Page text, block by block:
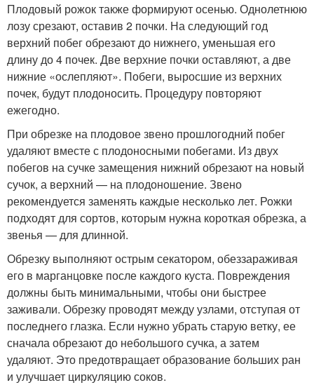
Плодовый рожок также формируют осенью. Однолетнюю
лозу срезают, оставив 2 почки. На следующий год
верхний побег обрезают до нижнего, уменьшая его
длину до 4 почек. Две верхние почки оставляют, а две
нижние «ослепляют». Побеги, выросшие из верхних
почек, будут плодоносить. Процедуру повторяют
ежегодно.
При обрезке на плодовое звено прошлогодний побег
удаляют вместе с плодоносными побегами. Из двух
побегов на сучке замещения нижний обрезают на новый
сучок, а верхний — на плодоношение. Звено
рекомендуется заменять каждые несколько лет. Рожки
подходят для сортов, которым нужна короткая обрезка, а
звенья — для длинной.
Обрезку выполняют острым секатором, обеззараживая
его в марганцовке после каждого куста. Повреждения
должны быть минимальными, чтобы они быстрее
заживали. Обрезку проводят между узлами, отступая от
последнего глазка. Если нужно убрать старую ветку, ее
сначала обрезают до небольшого сучка, а затем
удаляют. Это предотвращает образование больших ран
и улучшает циркуляцию соков.